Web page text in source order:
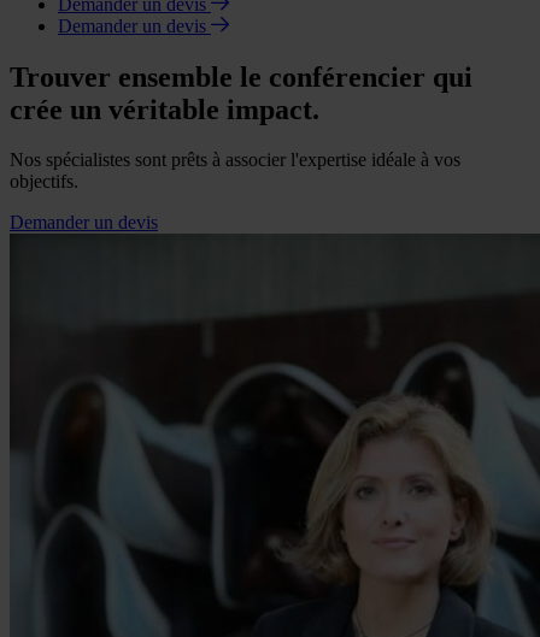
Demander un devis
Trouver ensemble le conférencier qui
crée un véritable impact.
Nos spécialistes sont prêts à associer l'expertise idéale à vos
objectifs.
Demander un devis